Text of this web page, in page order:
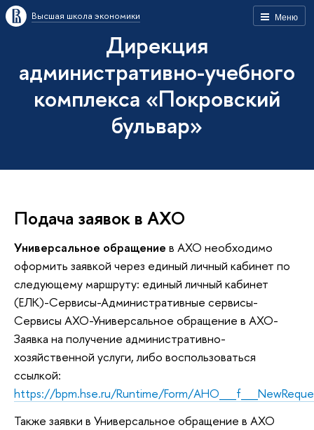
Меню
Высшая школа экономики
Дирекция
административно-учебного
комплекса «Покровский
бульвар»
Подача заявок в АХО
Универсальное обращение в АХО необходимо
оформить заявкой через единый личный кабинет по
следующему маршруту: единый личный кабинет
(ЕЛК)-Сервисы-Административные сервисы-
Сервисы АХО-Универсальное обращение в АХО-
Заявка на получение административно-
хозяйственной услуги, либо воспользоваться
ссылкой:
https://bpm.hse.ru/Runtime/Form/
Также заявки в Универсальное обращение в АХО